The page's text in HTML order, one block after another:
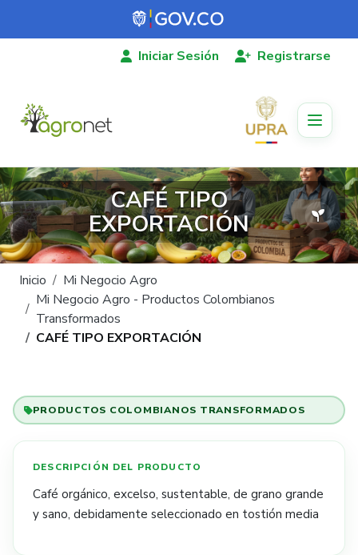
Pasar al contenido principal
Iniciar Sesión Registrarse
CAFÉ TIPO
EXPORTACIÓN
Ruta de navegación
Inicio
Mi Negocio Agro
Mi Negocio Agro - Productos Colombianos
Transformados
CAFÉ TIPO EXPORTACIÓN
PRODUCTOS COLOMBIANOS TRANSFORMADOS
Café orgánico, excelso, sustentable, de grano grande
y sano, debidamente seleccionado en tostión media​​